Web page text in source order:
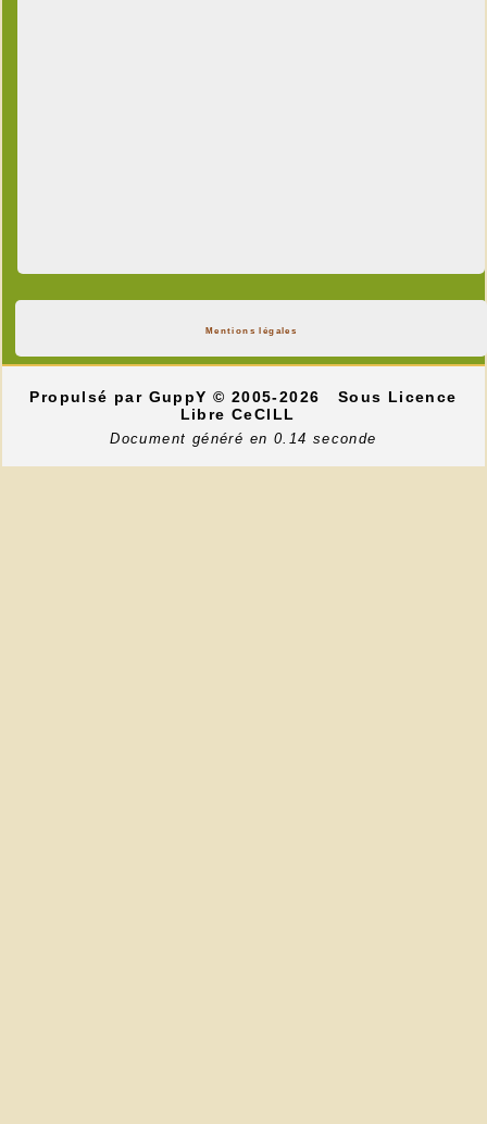
Mentions légales
Propulsé par GuppY© 2005-2026
Sous Licence
Libre CeCILL
Document généré en 0.14 seconde